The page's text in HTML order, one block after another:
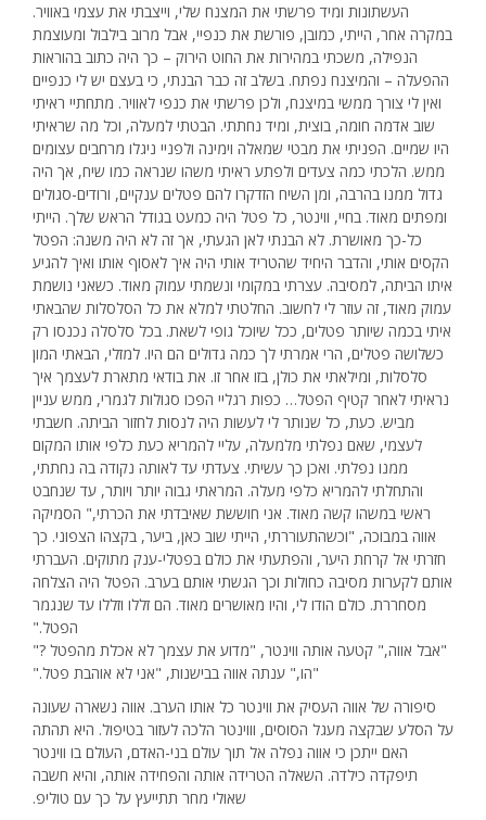
העשתונות ומיד פרשתי את המצנח שלי, וייצבתי את עצמי באוויר.
במקרה אחר, הייתי, כמובן, פורשת את כנפיי, אבל מרוב בילבול ומעוצמת
הנפילה, משכתי במהירות את החוט הירוק – כך היה כתוב בהוראות
ההפעלה – והמיצנח נפתח. בשלב זה כבר הבנתי, כי בעצם יש לי כנפיים
ואין לי צורך ממשי במיצנח, ולכן פרשתי את כנפי לאוויר. מתחתיי ראיתי
שוב אדמה חומה, בוצית, ומיד נחתתי. הבטתי למעלה, וכל מה שראיתי
היו שמיים. הפניתי את מבטי שמאלה וימינה ולפניי ניגלו מרחבים עצומים
ממש. הלכתי כמה צעדים ולפתע ראיתי משהו שנראה כמו שיח, אך היה
גדול ממנו בהרבה, ומן השיח הזדקרו להם פטלים ענקיים, ורודים-סגולים
ומפתים מאוד. בחיי, ווינטר, כל פטל היה כמעט בגודל הראש שלך. הייתי
כל-כך מאושרת. לא הבנתי לאן הגעתי, אך זה לא היה משנה: הפטל
הקסים אותי, והדבר היחיד שהטריד אותי היה איך לאסוף אותו ואיך להגיע
איתו הביתה, למסיבה. עצרתי במקומי ונשמתי עמוק מאוד. כשאני נושמת
עמוק מאוד, זה עוזר לי לחשוב. החלטתי למלא את כל הסלסלות שהבאתי
איתי בכמה שיותר פטלים, ככל שיוכל גופי לשאת. בכל סלסלה נכנסו רק
כשלושה פטלים, הרי אמרתי לך כמה גדולים הם היו. למזלי, הבאתי המון
סלסלות, ומילאתי את כולן, בזו אחר זו. את בודאי מתארת לעצמך איך
נראיתי לאחר קטיף הפטל… כפות רגליי הפכו סגולות לגמרי, ממש עניין
מביש. כעת, כל שנותר לי לעשות היה לנסות לחזור הביתה. חשבתי
לעצמי, שאם נפלתי מלמעלה, עליי להמריא כעת כלפי אותו המקום
ממנו נפלתי. ואכן כך עשיתי. צעדתי עד לאותה נקודה בה נחתתי,
והתחלתי להמריא כלפי מעלה. המראתי גבוה יותר ויותר, עד שנחבט
ראשי במשהו קשה מאוד. אני חוששת שאיבדתי את הכרתי," הסמיקה
אווה במבוכה, "וכשהתעוררתי, הייתי שוב כאן, ביער, בקצהו הצפוני. כך
חזרתי אל קרחת היער, והפתעתי את כולם בפטלי-ענק מתוקים. העברתי
אותם לקערות מסיבה כחולות וכך הגשתי אותם בערב. הפטל היה הצלחה
מסחררת. כולם הודו לי, והיו מאושרים מאוד. הם זללו וזללו עד שנגמר
הפטל."
"אבל אווה," קטעה אותה ווינטר, "מדוע את עצמך לא אכלת מהפטל ?"
"הו," ענתה אווה בבישנות, "אני לא אוהבת פטל."
סיפורה של אווה העסיק את ווינטר כל אותו הערב. אווה נשארה שעונה
על הסלע שבקצה מעגל הסוסים, וווינטר הלכה לעזור בטיפול. היא תהתה
האם ייתכן כי אווה נפלה אל תוך עולם בני-האדם, העולם בו ווינטר
תיפקדה כילדה. השאלה הטרידה אותה והפחידה אותה, והיא חשבה
שאולי מחר תתייעץ על כך עם טוליפ.